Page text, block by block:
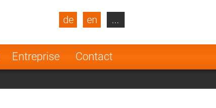
Entreprise Contact
de en
Turkey
Netherlands
...